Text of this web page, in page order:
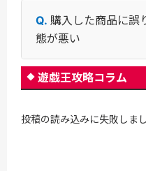
購入した商品に誤
態が悪い
遊戯王攻略コラム
投稿の読み込みに失敗しまし